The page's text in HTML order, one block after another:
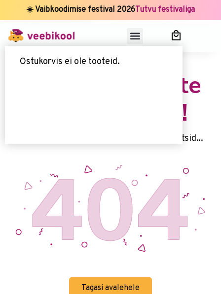
☀️ Vaibkoodimise festival 2026Tutvu festivaliga
Ostukorvis ei ole tooteid.
Uups, seda lehte
kahjuks ei ole!
Kahjuks me ei leidnud 't seda lehte, mida otsid...
Tagasi avalehele